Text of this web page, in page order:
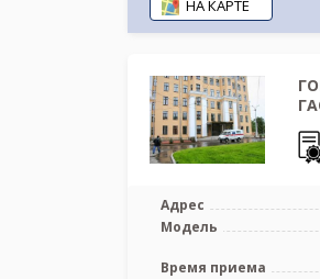
НА КАРТЕ
Адрес
Модель
Время приема